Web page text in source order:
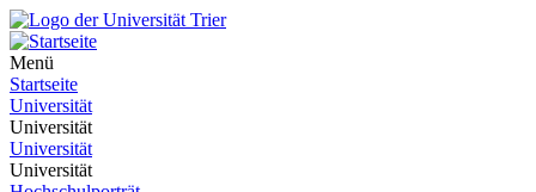
Menü
Startseite
Universität
Universität
Universität
Universität